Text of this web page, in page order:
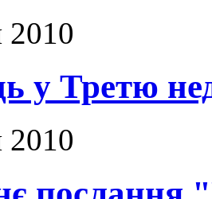
2010
у Третю
2010